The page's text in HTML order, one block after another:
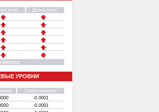
Долгосрочн.
УРОВНИ
Сопротивление
-0.0001
-0.0001